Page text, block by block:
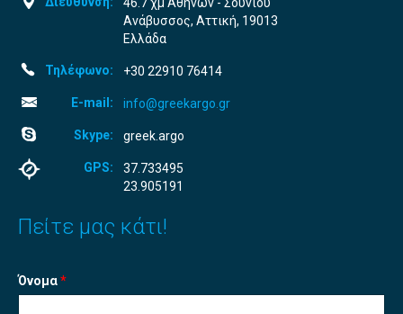
Ανάβυσσος, Αττική, 19013
Ελλάδα
Τηλέφωνο: +30 22910 76414
E-mail: info@greekargo.gr
Skype: greek.argo
GPS:
37.733495
23.905191
Πείτε μας κάτι!
Όνομα*